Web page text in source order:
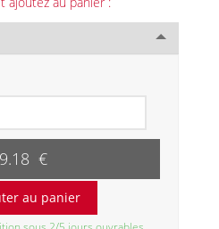
€
sous 2/5 jours ouvrables.